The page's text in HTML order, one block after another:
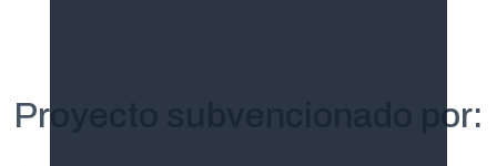
Proyecto subvencionado por: